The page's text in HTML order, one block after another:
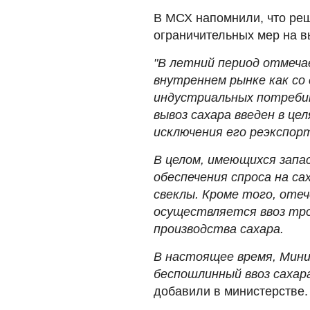
В МСХ напомнили, что
ограничительных мер на
"В летний период
внутреннем рынке как
индустриальных
вывоз сахара введен в
исключения его
В целом, имеющихся
обеспечения спроса на
свеклы. Кроме того,
осуществляется ввоз
производства сахара.
В настоящее время,
беспошлинный ввоз
добавили в министерстве.